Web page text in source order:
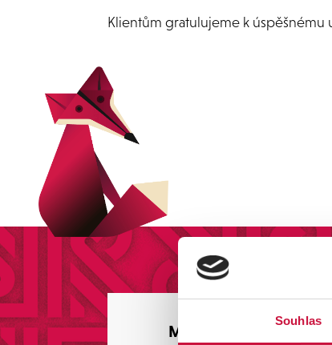
Souhlas
Klientům gratulujeme k úspěšnému
Máte zájem o naše